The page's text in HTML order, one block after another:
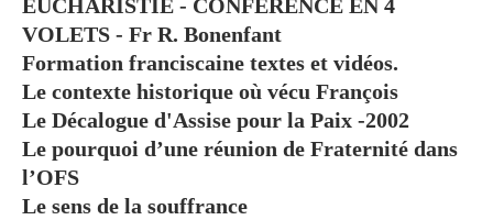
EUCHARISTIE - CONFÉRENCE EN 4
VOLETS - Fr R. Bonenfant
Formation franciscaine textes et vidéos.
Le contexte historique où vécu François
Le Décalogue d'Assise pour la Paix -2002
Le pourquoi d’une réunion de Fraternité dans
l’OFS
Le sens de la souffrance